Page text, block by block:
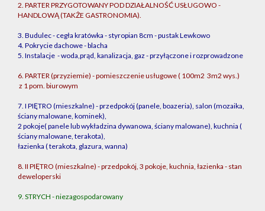
2. PARTER PRZYGOTOWANY POD DZIAŁALNOŚĆ USŁUGOWO -
HANDLOWĄ (TAKŻE GASTRONOMIA).
3. Budulec - cegła kratówka - styropian 8cm - pustak Lewkowo
4. Pokrycie dachowe - blacha
5. Instalacje - woda,prąd, kanalizacja, gaz - przyłączone i rozprowadzone
6. PARTER (przyziemie) - pomieszczenie usługowe ( 100m2 3m2 wys.)
z 1 pom. biurowym
7. I PIĘTRO (mieszkalne) - przedpokój (panele, boazeria), salon (mozaika,
ściany malowane, kominek),
2 pokoje( panele lub wykładzina dywanowa, ściany malowane), kuchnia (
ściany malowane, terakota),
łazienka ( terakota, glazura, wanna)
8. II PIĘTRO (mieszkalne) - przedpokój, 3 pokoje, kuchnia, łazienka - stan
deweloperski
9. STRYCH - niezagospodarowany